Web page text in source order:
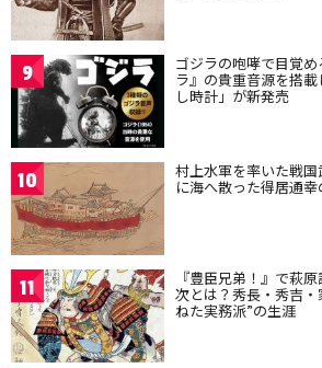
9 ゴジラの咆哮で目覚
ラ』の貴重音源を搭
し時計」が新発売
10 村上水軍を率いた戦
に海へ散った得居通
11 『豊臣兄弟！』で萩
次とは？秀長・秀吉
ねた実務派”の生涯